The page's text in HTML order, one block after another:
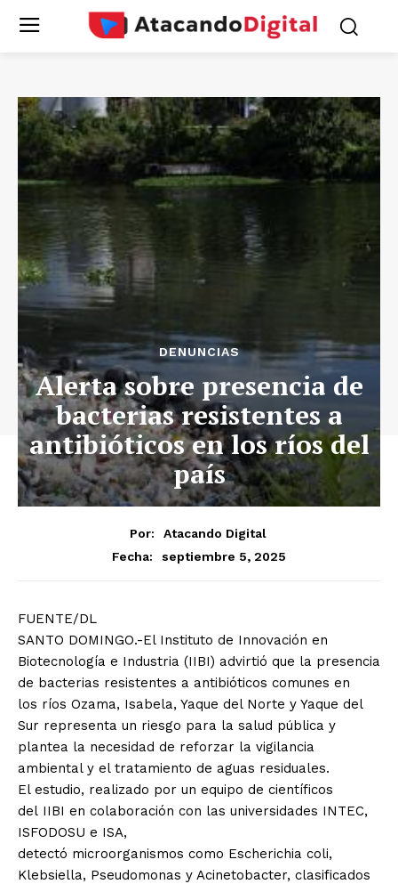
DENUNCIAS
Alerta sobre presencia de
bacterias resistentes a
antibióticos en los ríos del
país
Por:
Atacando Digital
Fecha:
septiembre 5, 2025
FUENTE/DL
SANTO DOMINGO.-El Instituto de Innovación en
Biotecnología e Industria (IIBI) advirtió que la presencia
de bacterias resistentes a antibióticos comunes en
los ríos Ozama, Isabela, Yaque del Norte y Yaque del
Sur representa un riesgo para la salud pública y
plantea la necesidad de reforzar la vigilancia
ambiental y el tratamiento de aguas residuales.
El estudio, realizado por un equipo de científicos
del IIBI en colaboración con las universidades INTEC,
ISFODOSU e ISA,
detectó microorganismos como Escherichia coli,
Klebsiella, Pseudomonas y Acinetobacter, clasificados